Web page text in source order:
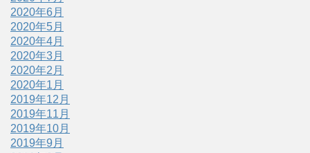
2020年6月
2020年5月
2020年4月
2020年3月
2020年2月
2020年1月
2019年12月
2019年11月
2019年10月
2019年9月